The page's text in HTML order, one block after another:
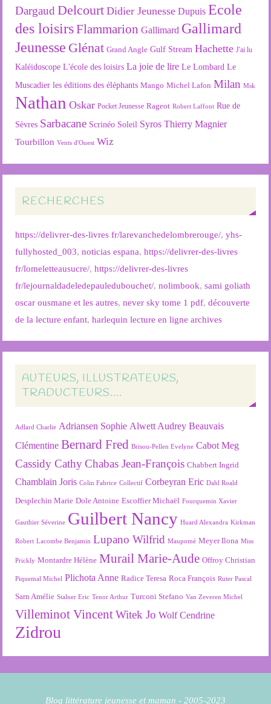
Dargaud Delcourt Didier Jeunesse Dupuis Ecole
des loisirsFlammarion Gallimard Gallimard
Jeunesse Glénat Grand Angle Gulf Stream Hachette J'ai lu
Kaléidoscope L'école des loisirs La joie de lire Le Lombard Le
Muscadier les éditions des éléphants Mango Michel Lafon Milan Msk
Nathan Oskar Pocket Jeunesse Rageot Robert Laffont Rue de
Sèvres Sarbacane Scrinéo Soleil Syros Thierry Magnier
Tourbillon Vents d'Ouest Wiz
RECHERCHES
https://delivrer-des-livres fr/larevanchedelombrerouge/,yhs-
fullyhosted_003,noticias espana,https://delivrer-des-livres
fr/lomeletteausucre/,https://delivrer-des-livres
fr/lejournaldadeledepauledubouchet/,nolimbook,sami goliath
oscar ousmane et les autres,never sky tome 1 pdf,découverte
de la lecture enfant,harlequin lecture en ligne archives
AUTEURS, ILLUSTRATEURS,
TRADUCTEURS….
Adlard Charlie Adriansen Sophie Alwett Audrey Beauvais
Clémentine Bernard Fred Brisou-Pellen Evelyne Cabot Meg
Cassidy Cathy Chabas Jean-François Chabbert Ingrid
Chamblain Joris Colin Fabrice Collectif Corbeyran Eric Dahl Roald
Desplechin Marie Dole Antoine Escoffier Michaël Fourquemin Xavier
Gauthier Séverine Guilbert Nancy Huard Alexandra Kirkman
Robert Lacombe Benjamin Lupano Wilfrid Maupomé Meyer Ilona Miss
Prickly Montardre Hélène Murail Marie-Aude Offroy Christian
Piquemal Michel Plichota Anne Radice Teresa Roca François Ruter Pascal
Sarn Amélie Stalner Eric Tenor Arthur Turconi Stefano Van Zeveren Michel
Villeminot Vincent Witek Jo Wolf Cendrine
Zidrou
Blog littérature jeunesse et maman - 2005-2023